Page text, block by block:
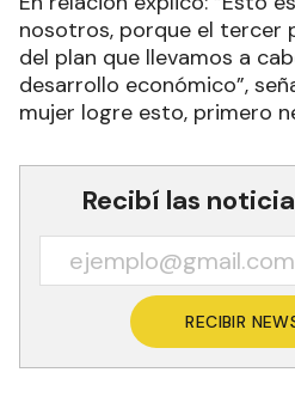
nosotros, porque el tercer
del plan que llevamos a
desarrollo económico”,
mujer logre esto, primero
Recibí las
RECIBIR